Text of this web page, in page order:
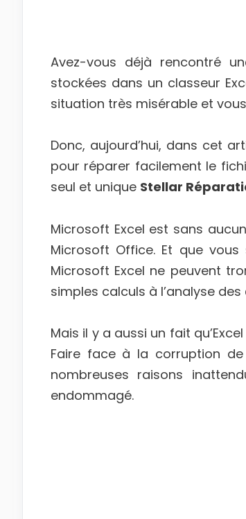
Avez-vous déjà rencontré
stockées dans un classeur
situation très misérable et
Donc, aujourd’hui, dans cet
pour réparer facilement le
seul et unique Stellar
Microsoft Excel est sans
Microsoft Office. Et que
Microsoft Excel ne peuvent
simples calculs à l’analyse des
Mais il y a aussi un fait
Faire face à la corruption
nombreuses raisons
endommagé.